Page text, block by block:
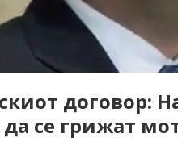
договор:
да се грижат